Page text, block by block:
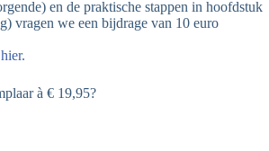
en de praktische stappen in hoofdstuk
vragen we een bijdrage van 10 euro
à € 19,95?